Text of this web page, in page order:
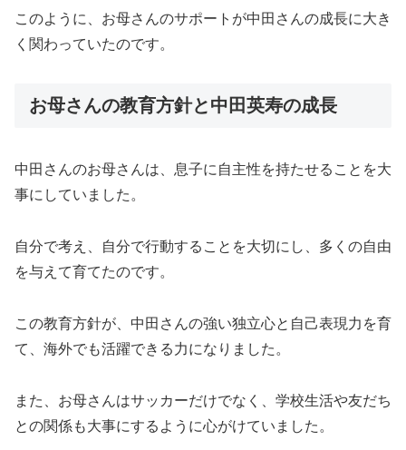
このように、お母さんのサポートが中田さんの成長に大き
く関わっていたのです。
お母さんの教育方針と中田英寿の成長
中田さんのお母さんは、息子に自主性を持たせることを大
事にしていました。
自分で考え、自分で行動することを大切にし、多くの自由
を与えて育てたのです。
この教育方針が、中田さんの強い独立心と自己表現力を育
て、海外でも活躍できる力になりました。
また、お母さんはサッカーだけでなく、学校生活や友だち
との関係も大事にするように心がけていました。